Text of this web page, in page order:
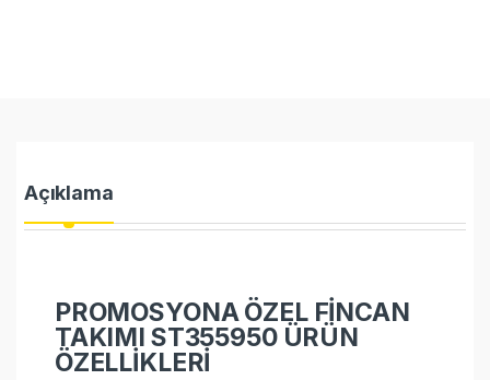
Açıklama
PROMOSYONA ÖZEL FİNCAN
TAKIMI ST355950 ÜRÜN
ÖZELLİKLERİ